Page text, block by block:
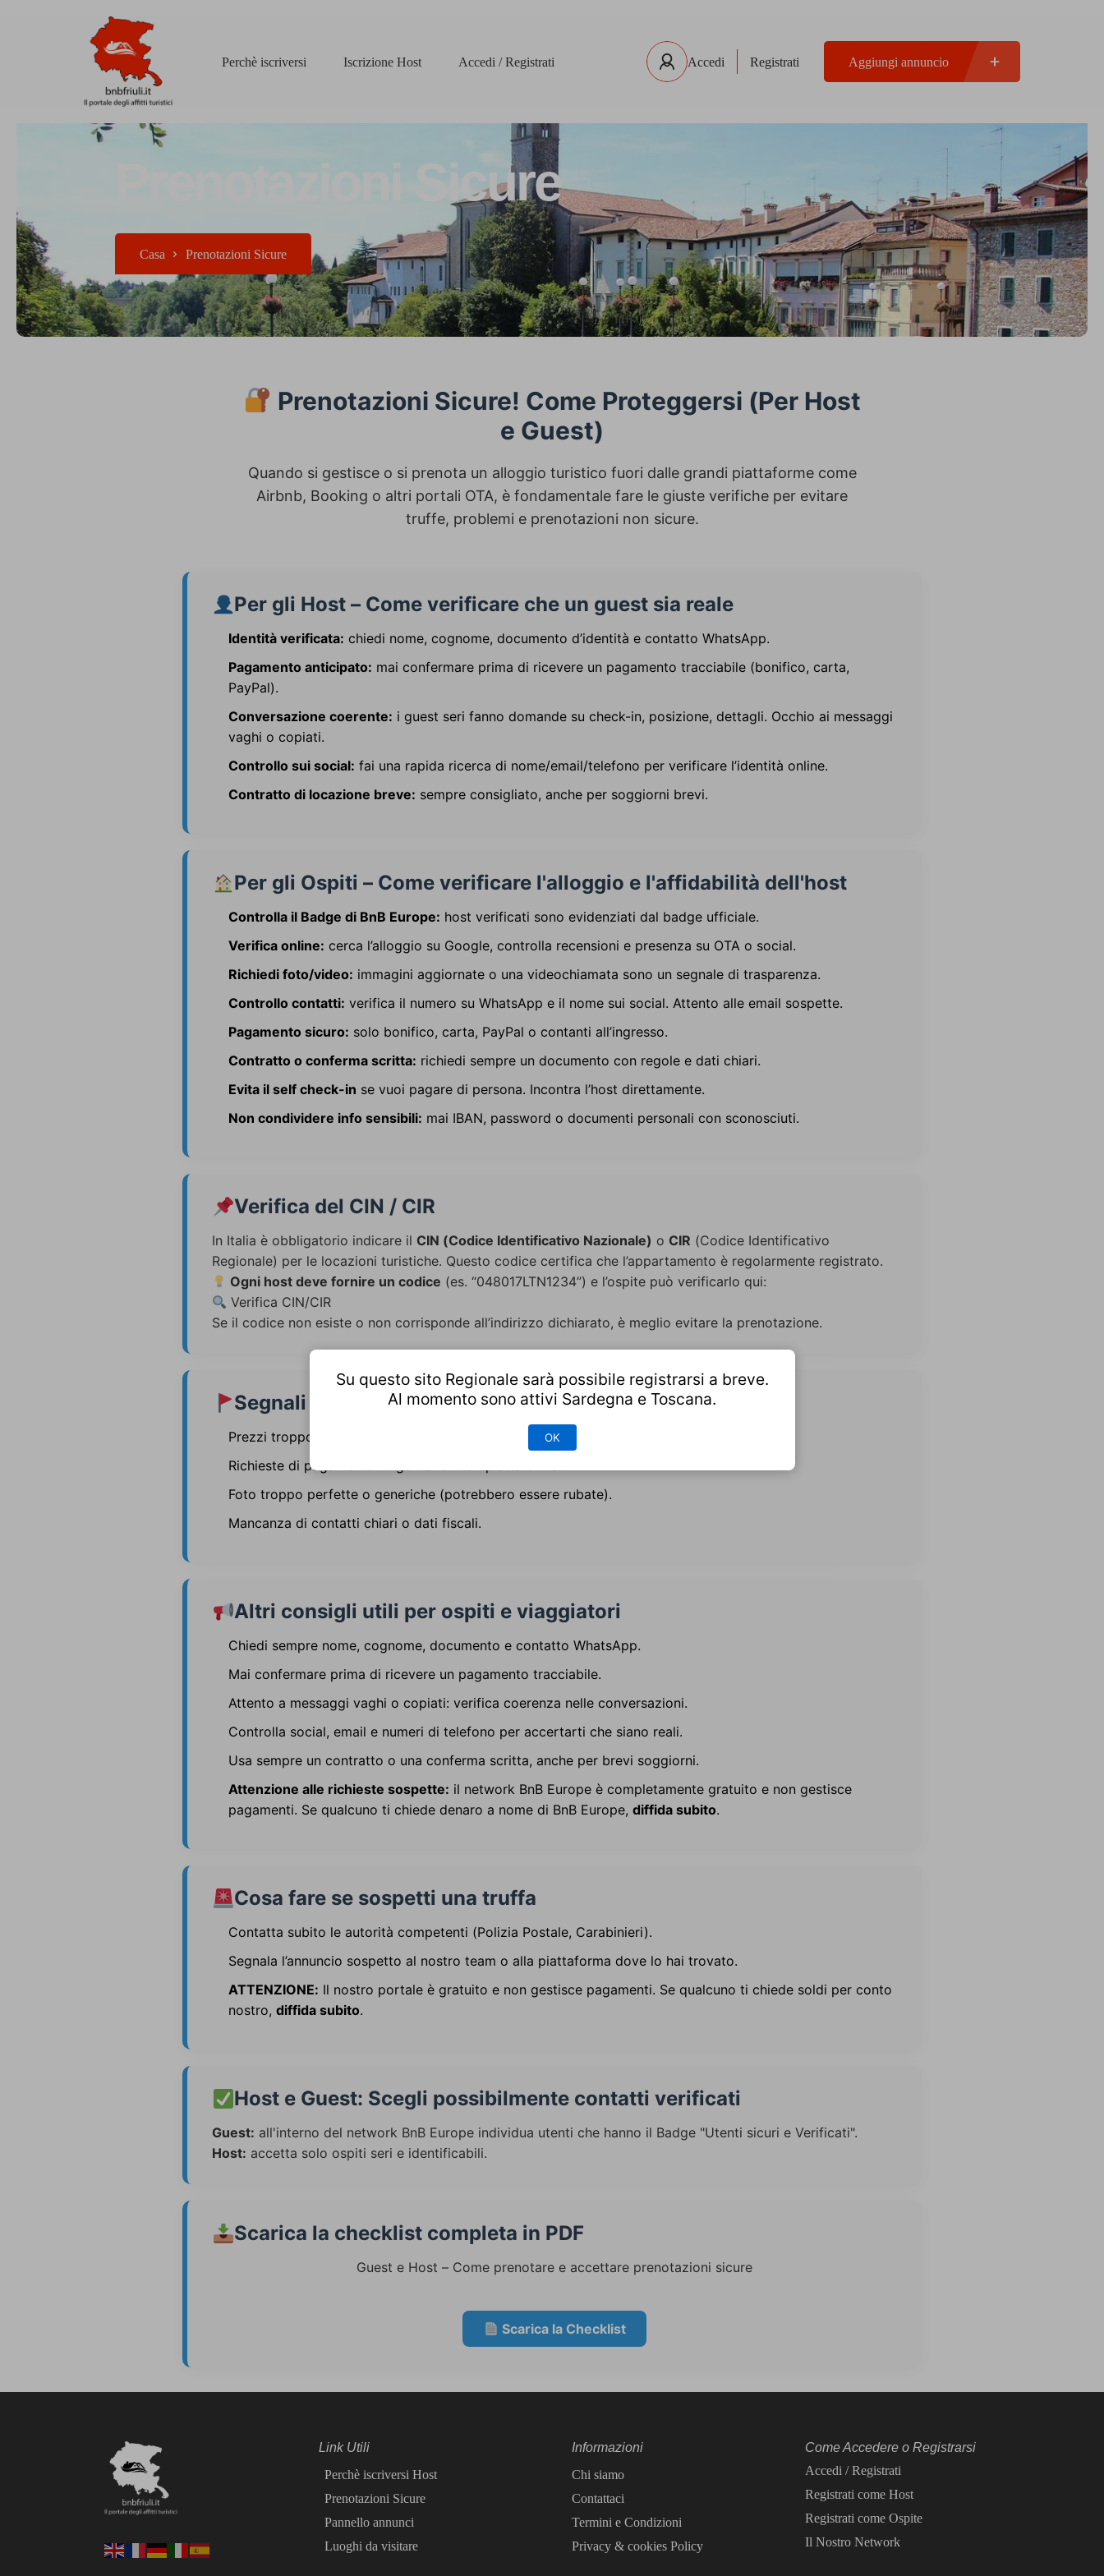
Perchè iscriversi Iscrizione Host Accedi / Registrati Accedi Registrati Aggiungi annuncio
Prenotazioni Sicure
Casa Prenotazioni Sicure
Prenotazioni Sicure! Come Proteggersi (Per Host
e Guest)
Quando si gestisce o si prenota un alloggio turistico fuori dalle grandi piattaforme come
Airbnb, Booking o altri portali OTA, è fondamentale fare le giuste verifiche per evitare
truffe, problemi e prenotazioni non sicure.
Per gli Host – Come verificare che un guest sia reale
Identità verificata: chiedi nome, cognome, documento d’identità e contatto WhatsApp.
Pagamento anticipato: mai confermare prima di ricevere un pagamento tracciabile (bonifico, carta,
PayPal).
Conversazione coerente: i guest seri fanno domande su check-in, posizione, dettagli. Occhio ai messaggi
vaghi o copiati.
Controllo sui social: fai una rapida ricerca di nome/email/telefono per verificare l’identità online.
Contratto di locazione breve: sempre consigliato, anche per soggiorni brevi.
Per gli Ospiti – Come verificare l'alloggio e l'affidabilità dell'host
Controlla il Badge di BnB Europe: host verificati sono evidenziati dal badge ufficiale.
Verifica online: cerca l’alloggio su Google, controlla recensioni e presenza su OTA o social.
Richiedi foto/video: immagini aggiornate o una videochiamata sono un segnale di trasparenza.
Controllo contatti: verifica il numero su WhatsApp e il nome sui social. Attento alle email sospette.
Pagamento sicuro: solo bonifico, carta, PayPal o contanti all’ingresso.
Contratto o conferma scritta: richiedi sempre un documento con regole e dati chiari.
Evita il self check-in se vuoi pagare di persona. Incontra l’host direttamente.
Non condividere info sensibili: mai IBAN, password o documenti personali con sconosciuti.
Verifica del CIN / CIR
In Italia è obbligatorio indicare il CIN (Codice Identificativo Nazionale) o CIR (Codice Identificativo
Regionale) per le locazioni turistiche. Questo codice certifica che l’appartamento è regolarmente registrato.
Ogni host deve fornire un codice (es. “048017LTN1234”) e l’ospite può verificarlo qui:
Verifica CIN/CIR
Se il codice non esiste o non corrisponde all’indirizzo dichiarato, è meglio evitare la prenotazione.
Segnali di Allarme
Prezzi troppo bassi rispetto alla media.
Richieste di pagamento “urgente” o fuori piattaforma.
Foto troppo perfette o generiche (potrebbero essere rubate).
Mancanza di contatti chiari o dati fiscali.
Altri consigli utili per ospiti e viaggiatori
Chiedi sempre nome, cognome, documento e contatto WhatsApp.
Mai confermare prima di ricevere un pagamento tracciabile.
Attento a messaggi vaghi o copiati: verifica coerenza nelle conversazioni.
Controlla social, email e numeri di telefono per accertarti che siano reali.
Usa sempre un contratto o una conferma scritta, anche per brevi soggiorni.
Attenzione alle richieste sospette: il network BnB Europe è completamente gratuito e non gestisce
pagamenti. Se qualcuno ti chiede denaro a nome di BnB Europe, diffida subito.
Cosa fare se sospetti una truffa
Contatta subito le autorità competenti (Polizia Postale, Carabinieri).
Segnala l’annuncio sospetto al nostro team o alla piattaforma dove lo hai trovato.
ATTENZIONE: Il nostro portale è gratuito e non gestisce pagamenti. Se qualcuno ti chiede soldi per conto
nostro, diffida subito.
Host e Guest: Scegli possibilmente contatti verificati
Guest: all'interno del network BnB Europe individua utenti che hanno il Badge "Utenti sicuri e Verificati".
Host: accetta solo ospiti seri e identificabili.
Scarica la checklist completa in PDF
Guest e Host – Come prenotare e accettare prenotazioni sicure
Scarica la Checklist
Link Utili
Perchè iscriversi Host
Prenotazioni Sicure
Pannello annunci
Luoghi da visitare
Informazioni
Chi siamo
Contattaci
Termini e Condizioni
Privacy & cookies Policy​
Come Accedere o Registrarsi
Accedi / Registrati
Registrati come Host
Registrati come Ospite
Il Nostro Network
Su questo sito Regionale sarà possibile registrarsi a breve.
Al momento sono attivi Sardegna e Toscana.
OK